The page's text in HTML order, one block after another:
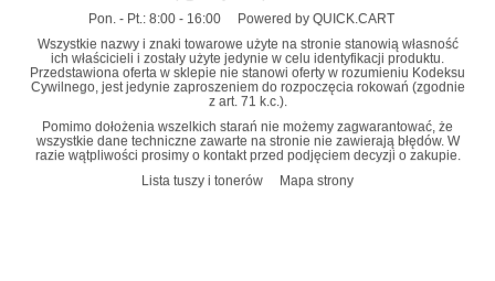
Pon. - Pt.: 8:00 - 16:00
Powered by QUICK.CART
Wszystkie nazwy i znaki towarowe użyte na stronie stanowią własność
ich właścicieli i zostały użyte jedynie w celu identyfikacji produktu.
Przedstawiona oferta w sklepie nie stanowi oferty w rozumieniu Kodeksu
Cywilnego, jest jedynie zaproszeniem do rozpoczęcia rokowań (zgodnie
z art. 71 k.c.).
Pomimo dołożenia wszelkich starań nie możemy zagwarantować, że
wszystkie dane techniczne zawarte na stronie nie zawierają błędów. W
razie wątpliwości prosimy o kontakt przed podjęciem decyzji o zakupie.
Lista tuszy i tonerów
Mapa strony